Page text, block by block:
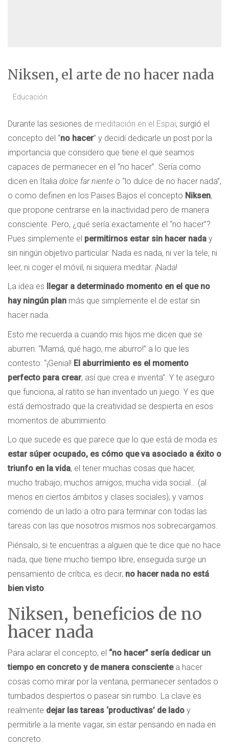
Niksen, el arte de no hacer nada
Educación
Durante las sesiones de meditación en el Espai, surgió el
concepto del “no hacer” y decidí dedicarle un post por la
importancia que considero que tiene el que seamos
capaces de permanecer en el “no hacer”. Sería como
dicen en Italia dolce far niente o “lo dulce de no hacer nada”,
o como definen en los Paises Bajos el concepto Niksen,
que propone centrarse en la inactividad pero de manera
consciente. Pero, ¿qué sería exactamente el “no hacer”?
Pues simplemente el permitirnos estar sin hacer nada y
sin ningún objetivo particular. Nada es nada, ni ver la tele, ni
leer, ni coger el móvil, ni siquiera meditar. ¡Nada!
La idea es
llegar a determinado momento en el que no
hay ningún plan más que simplemente el de estar sin
hacer nada.
Esto me recuerda a cuando mis hijos me dicen que se
aburren: “Mamá, qué hago, me aburro!” a lo que les
contesto: “¡Genial! El aburrimiento es el momento
perfecto para crear, así que crea e inventa”. Y te aseguro
que funciona, al ratito se han inventado un juego. Y es que
está demostrado que la creatividad se despierta en esos
momentos de aburrimiento.
Lo que sucede es que parece que lo que está de moda es
estar súper ocupado, es cómo que va asociado a éxito o
triunfo en la vida, el tener muchas cosas que hacer,
mucho trabajo, muchos amigos, mucha vida social… (al
menos en ciertos ámbitos y clases sociales), y vamos
corriendo de un lado a otro para terminar con todas las
tareas con las que nosotros mismos nos sobrecargamos.
Piénsalo, si te encuentras a alguien que te dice que no hace
nada, que tiene mucho tiempo libre, enseguida surge un
pensamiento de crítica, es decir, no hacer nada no está
bien visto
Niksen, beneficios de no
hacer nada
Para aclarar el concepto, el “no hacer” sería dedicar un
tiempo en concreto y de manera consciente a hacer
cosas como mirar por la ventana, permanecer sentados o
tumbados despiertos o pasear sin rumbo. La clave es
realmente dejar las tareas ‘productivas’ de lado y
permitirle a la mente vagar, sin estar pensando en nada en
concreto.